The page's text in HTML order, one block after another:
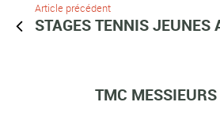
Article précédent
STAGES TENNIS JEUNES
TMC